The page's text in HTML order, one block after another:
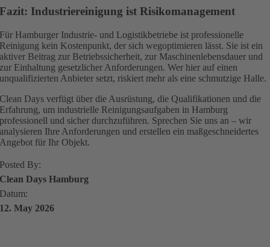
Fazit: Industriereinigung ist Risikomanagement
Für Hamburger Industrie- und Logistikbetriebe ist professionelle
Reinigung kein Kostenpunkt, der sich wegoptimieren lässt. Sie ist ein
aktiver Beitrag zur Betriebssicherheit, zur Maschinenlebensdauer und
zur Einhaltung gesetzlicher Anforderungen. Wer hier auf einen
unqualifizierten Anbieter setzt, riskiert mehr als eine schmutzige Halle.
Clean Days verfügt über die Ausrüstung, die Qualifikationen und die
Erfahrung, um industrielle Reinigungsaufgaben in Hamburg
professionell und sicher durchzuführen. Sprechen Sie uns an – wir
analysieren Ihre Anforderungen und erstellen ein maßgeschneidertes
Angebot für Ihr Objekt.
Posted By:
Clean Days Hamburg
Datum:
12. May 2026